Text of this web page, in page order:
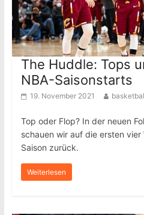
The Huddle: Tops
NBA-Saisonstarts
19. November 2021
Top oder Flop? In der neuen
schauen wir auf die ersten
Saison zurück.
Weiterlesen